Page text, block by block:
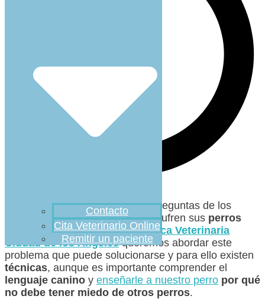
Contacto
Cita Veterinario Online
Remitir un paciente
Es habitual encontrar en la red preguntas de los
internautas sobre elmiedoque sufren sus perros
hacia otros perros. DesdeClínica Veterinaria
Ciudad de los Ángelesqueremos abordar este
problema que puede solucionarse y para ello existen
técnicas, aunque es importante comprender el
lenguaje canino y enseñarle a nuestro perro por qué
no debe tener miedo de otros perros.